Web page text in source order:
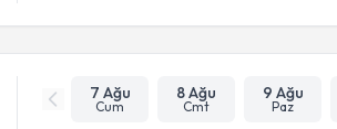
7 Ağu
Cum
8 Ağu
Cmt
9 Ağu
Paz